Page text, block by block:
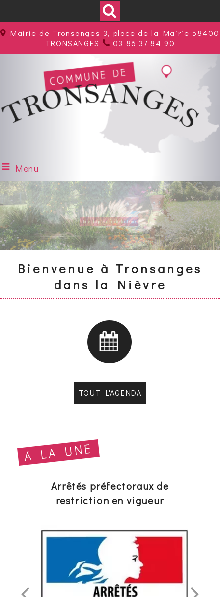
Mairie de Tronsanges 3, place de la Mairie 58400
TRONSANGES
03 86 37 84 90
Menu
Bienvenue à Tronsanges
dans la Nièvre
TOUT L'AGENDA
Arrêtés préfectoraux de
restriction en vigueur